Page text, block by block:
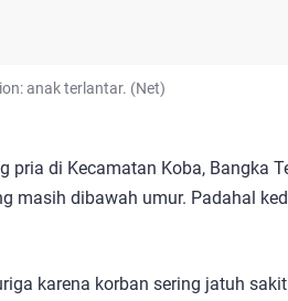
anak terlantar. (Net)
pria di Kecamatan Koba, Bangka
masih dibawah umur. Padahal
karena korban sering jatuh